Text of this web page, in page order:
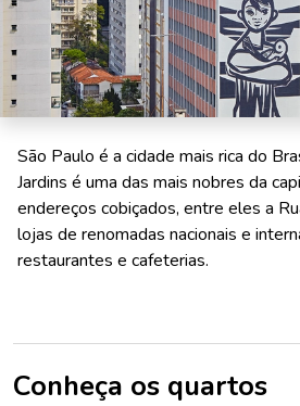
São Paulo é a cidade mais rica do
Jardins é uma das mais nobres da
endereços cobiçados, entre eles a
lojas de renomadas nacionais e
restaurantes e cafeterias.
Conheça os quartos